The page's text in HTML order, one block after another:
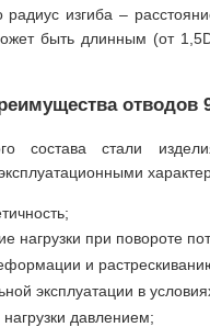
изгиба –
быть длинным (от
отводов
состава стали
нагрузки при повороте
и
эксплуатации в
давлением;